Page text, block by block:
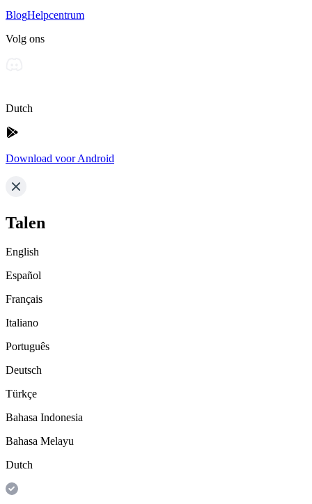
BlogHelpcentrum
Volg ons
Dutch
Download voor Android
Talen
English
Español
Français
Italiano
Português
Deutsch
Türkçe
Bahasa Indonesia
Bahasa Melayu
Dutch